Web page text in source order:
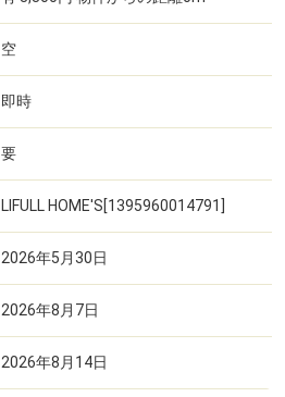
空
即時
要
LIFULL HOME'S[1395960014791]
2026年5月30日
2026年8月7日
2026年8月14日